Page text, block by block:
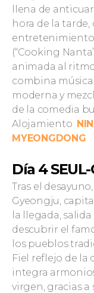
llena de
hora de la
entretenimiento
(“Cooking
animada al
combina
moderna y
de la comedia
Alojamiento
MYEONGDONG
Día 4
Tras el
Gyeongju,
la llegada,
descubrir el
los pueblos
Fiel reflejo de la
integra
virgen, gracias a